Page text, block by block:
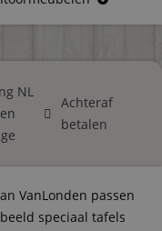
NL
Achteraf
betalen
VanLonden passen
speciaal tafels